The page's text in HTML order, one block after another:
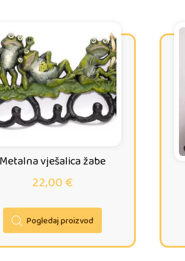
Metalna vješalica žabe
22,00€
Pogledaj proizvod